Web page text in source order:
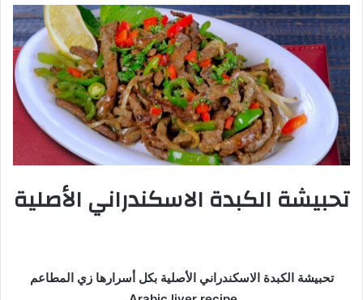
تحبيشة الكبدة الاسكندراني الأصلية
تحبيشة الكبدة الاسكندراني الأصلية بكل أسرارها زي المطاعم